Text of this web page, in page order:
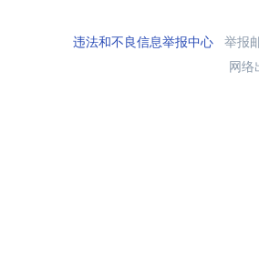
违法和不良信息举报中心举报
网